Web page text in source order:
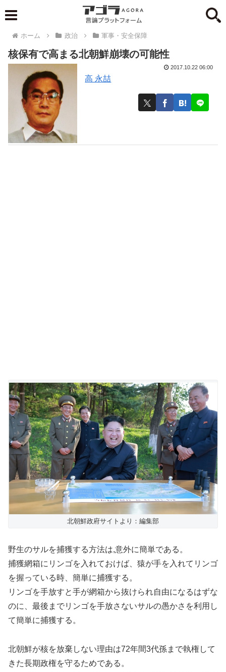
ホーム 政治 軍事・安全保障
核保有で高まる北朝鮮崩壊の可能性
高 永喆
2017.10.22 06:00
北朝鮮政府サイトより：編集部
野生のサルを捕獲する方法は,意外に簡単である。
捕獲網箱にリンゴを入れておけば、猿が手を入れてリンゴ
を握っている時、簡単に捕獲する。
リンゴを手放すと手が網箱から抜けられ自由になるはずな
のに、最後までリンゴを手放さないサルの愚かさを利用し
て簡単に捕獲する。
北朝鮮が核を放棄しない理由は72年間3代孫まで執権して
きた長期政権を守るためである。